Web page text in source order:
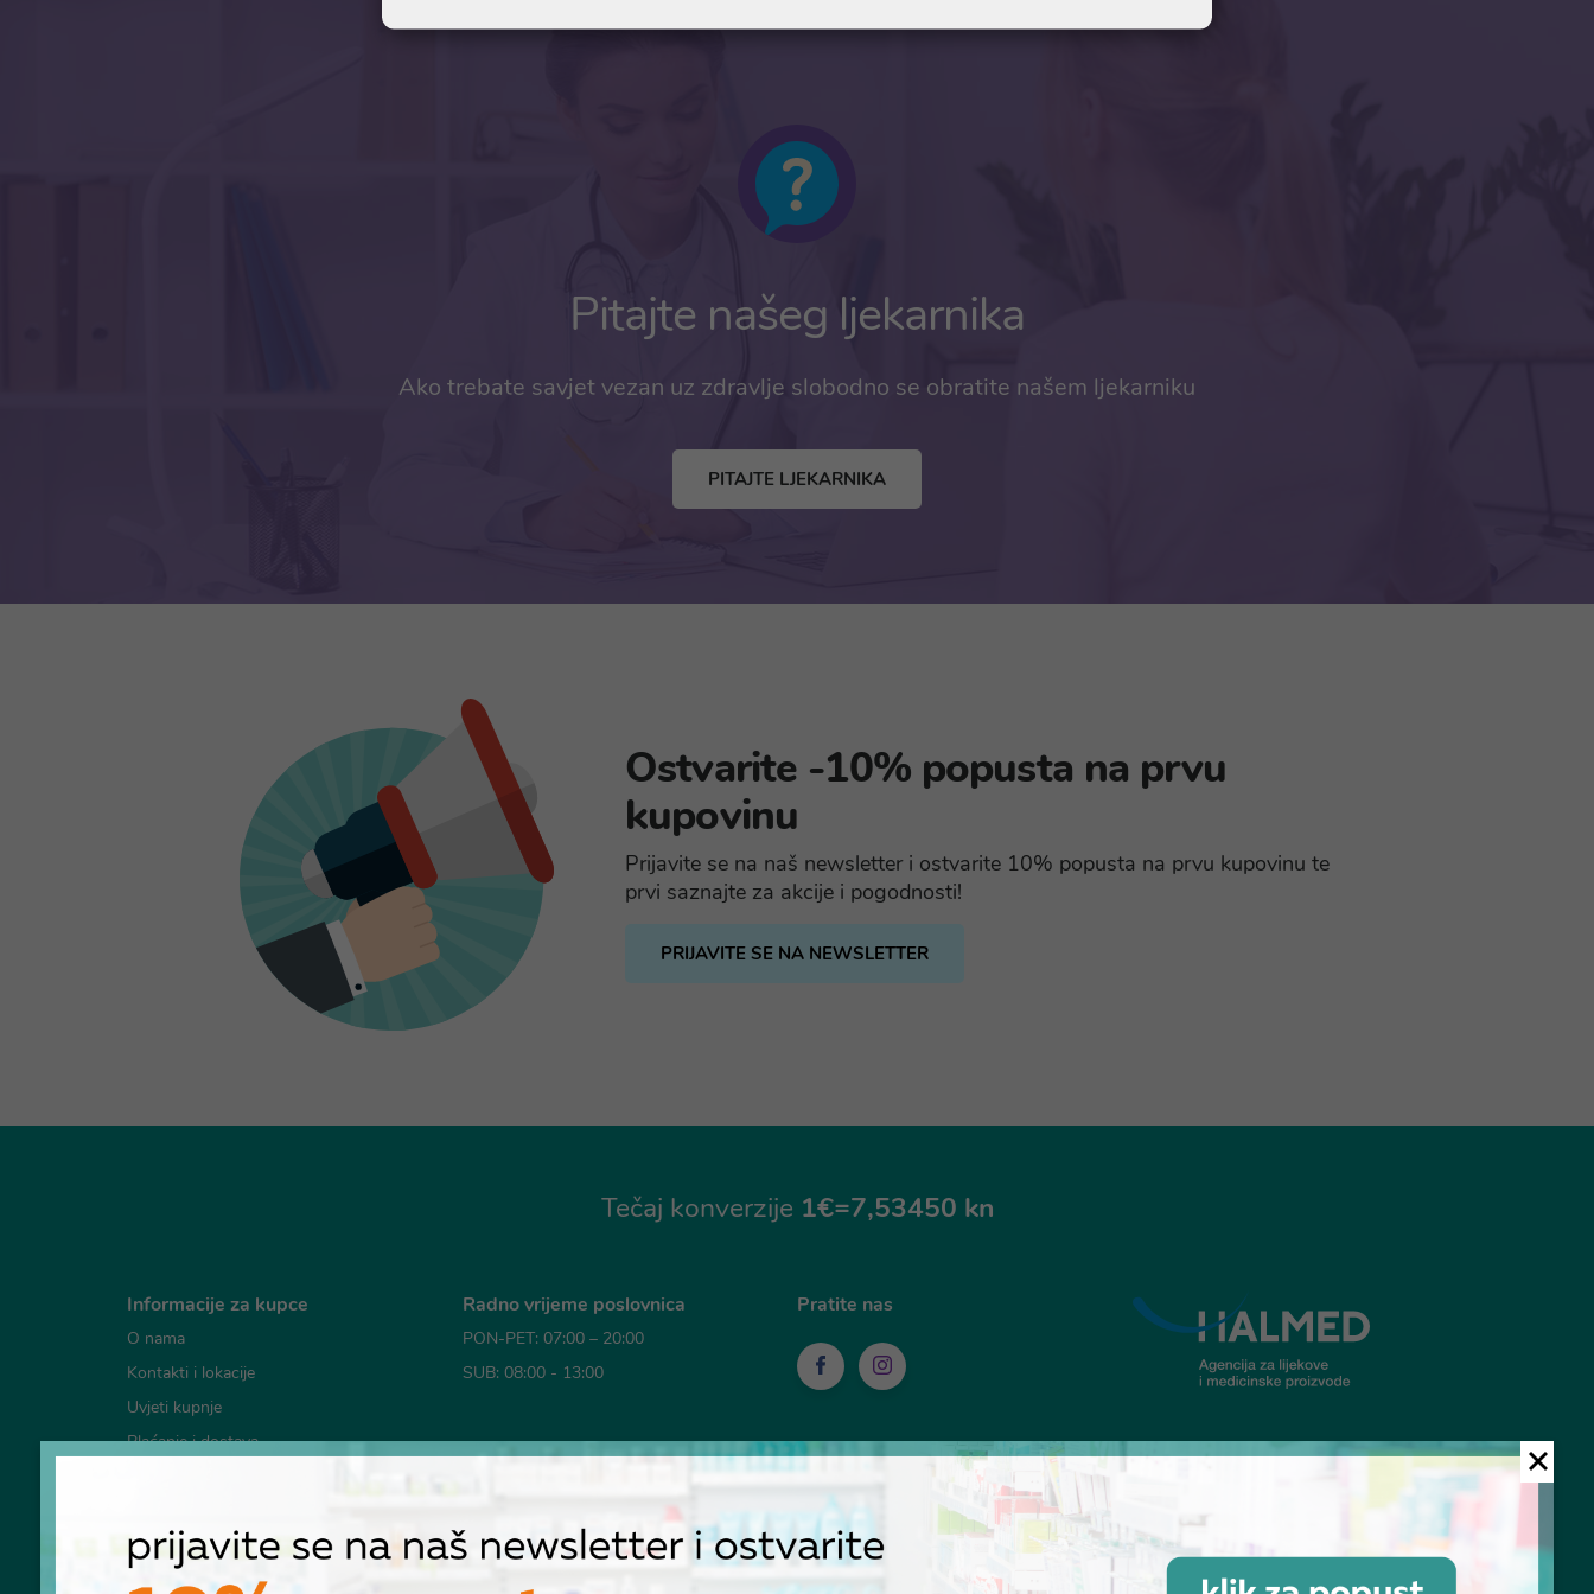
Pitajte našeg ljekarnika
Ako trebate savjet vezan uz zdravlje slobodno se obratite našem ljekarniku
PITAJTE LJEKARNIKA
Ostvarite -10% popusta na prvu
kupovinu
Prijavite se na naš newsletter i ostvarite 10% popusta na prvu kupovinu te
prvi saznajte za akcije i pogodnosti!
PRIJAVITE SE NA NEWSLETTER
Tečaj konverzije 1€=7,53450 kn
Informacije za kupce
O nama
Kontakti i lokacije
Uvjeti kupnje
Plaćanje i dostava
Pravila privatnosti
RASKID UGOVORA
Radno vrijeme poslovnica
PON-PET: 07:00 – 20:00
SUB: 08:00 - 13:00
Pratite nas
Mogućnosti plaćanja
© Ljekarna Talan 2026